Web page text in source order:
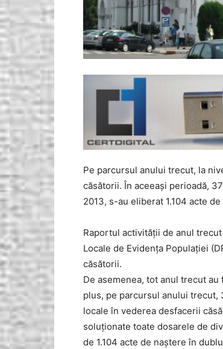
Pe parcursul anului trecut, la
căsătorii. În aceeaşi perioadă,
2013, s-au eliberat 1.104 acte
Raportul activităţii de anul
Locale de Evidenţa Populaţiei
căsătorii.
De asemenea, tot anul trecut
plus, pe parcursul anului
locale în vederea desfacerii
soluţionate toate dosarele de
de 1.104 acte de naştere în